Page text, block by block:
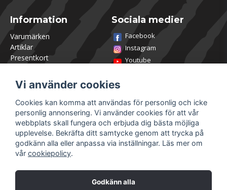
Information
Varumärken
Artiklar
Presentkort
Om Utklasad
Team Utklasad
Recensera och vinn
Öppettider Lagershop
Jobba hos oss
Returer
Villkor & Policy
Sociala medier
Facebook
Instagram
Youtube
Vi använder cookies
Cookies kan komma att användas för personlig och icke
personlig annonsering. Vi använder cookies för att vår
webbplats skall fungera och erbjuda dig bästa möjliga
upplevelse. Bekräfta ditt samtycke genom att trycka på
godkänn alla eller anpassa via inställningar. Läs mer om
vår cookiepolicy.
Godkänn alla